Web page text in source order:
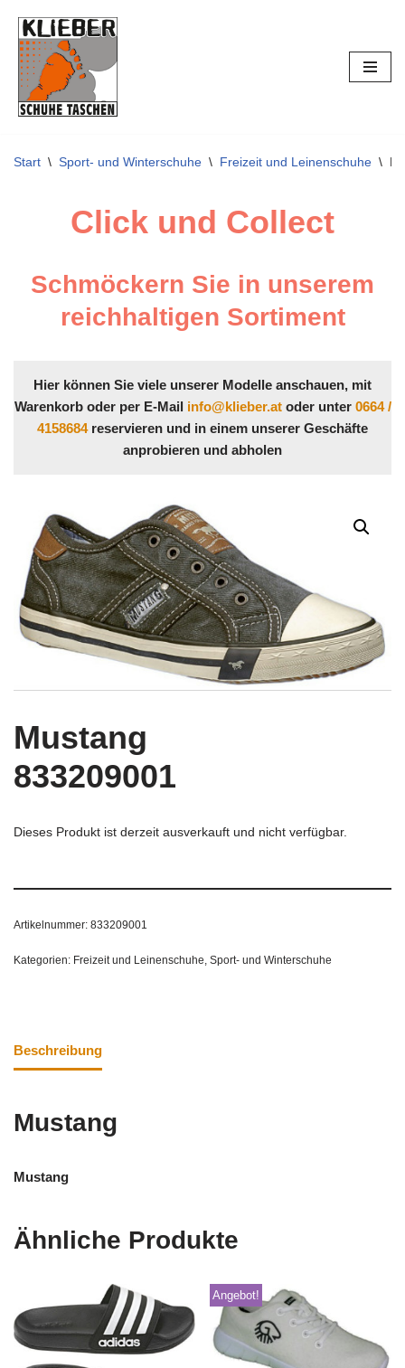
Zum
Inhalt
springen
Start \ Sport- und Winterschuhe \ Freizeit und Leinenschuhe \
Click und Collect
Schmöckern Sie in unserem
reichhaltigen Sortiment
Hier können Sie viele unserer Modelle anschauen, mit
Warenkorb oder per E-Mail info@klieber.atoder unter 0664 /
4158684reservieren und in einem unserer Geschäfte
anprobieren und abholen
Mustang
833209001
Dieses Produkt ist derzeit ausverkauft und nicht verfügbar.
Artikelnummer: 833209001
Kategorien: Freizeit und Leinenschuhe, Sport- und Winterschuhe
Beschreibung
Mustang
Mustang
Ähnliche Produkte
Angebot!